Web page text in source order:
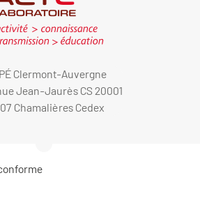
Clermont-Auvergne
Jean-Jaurès CS 20001
Chamalières Cedex